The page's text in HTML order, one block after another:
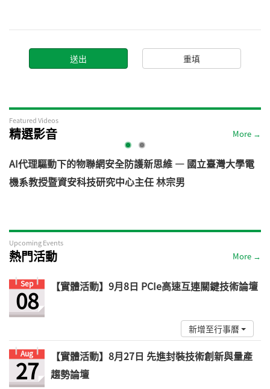
Featured Videos
精選影音 More →
AI代理驅動下的物聯網安全防護新思維 — 國立臺灣大學電
機系教授暨資安科技研究中心主任 林宗男
Upcoming Events
熱門活動 More →
Sep
08 【實體活動】9月8日 PCIe高速互連關鍵技術論壇
新增至行事曆
Aug
27
【實體活動】8月27日 先進封裝技術創新與量產
趨勢論壇